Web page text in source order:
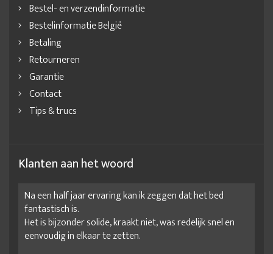
Bestel- en verzendinformatie
Bestelinformatie België
Betaling
Retourneren
Garantie
Contact
Tips & trucs
Klanten aan het woord
Na een half jaar ervaring kan ik zeggen dat het bed
fantastisch is.
Het is bijzonder solide, kraakt niet, was redelijk snel en
eenvoudig in elkaar te zetten.